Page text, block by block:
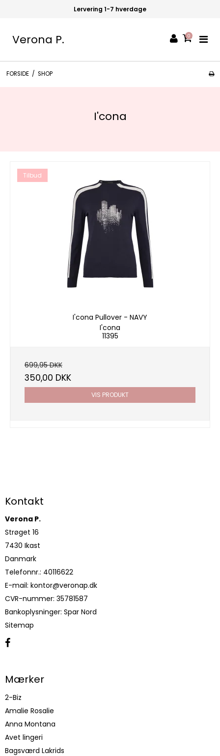
Lervering 1-7 hverdage
Verona P. 0
FORSIDE / SHOP
I'cona
Tilbud
I'cona Pullover - NAVY
I'cona
11395
699,95 DKK
350,00 DKK
VIS PRODUKT
Kontakt
Verona P.
Strøget 16
7430 Ikast
Danmark
Telefonnr.: 40116622
E-mail: kontor@veronap.dk
CVR-nummer: 35781587
Bankoplysninger: Spar Nord
Sitemap
Mærker
2-Biz
Amalie Rosalie
Anna Montana
Avet lingeri
Bagsværd Lakrids